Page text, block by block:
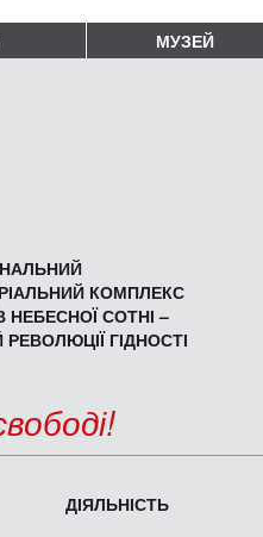
МУЗЕЙ
КОМПЛЕКС
НЕБЕСНОЇ СОТНІ –
ГІДНОСТІ
ДІЯЛЬНІСТЬ